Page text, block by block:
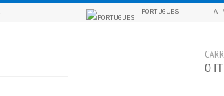
PORTUGUES A
0